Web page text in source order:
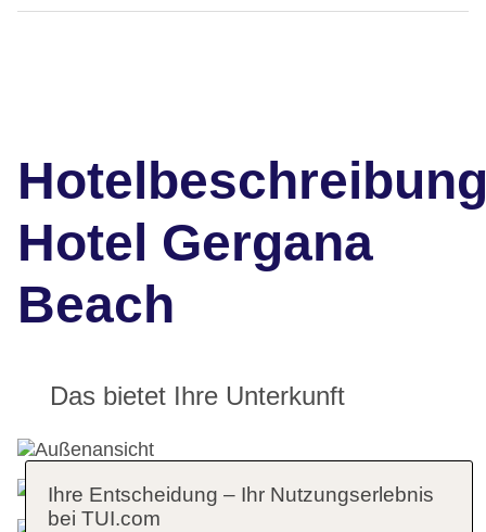
Hotel Gergana
Beach
Das bietet Ihre Unterkunft
Ihre Entscheidung – Ihr Nutzungserlebnis
bei TUI.com